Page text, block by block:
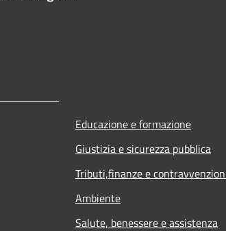
Educazione e formazione
Giustizia e sicurezza pubblica
Tributi,finanze e
Ambiente
Salute, benessere e assistenza